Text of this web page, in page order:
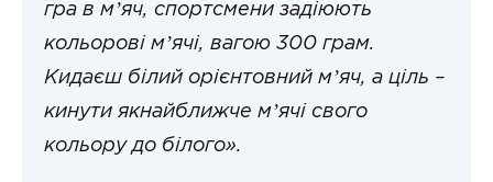
гра в мʼяч, спортсмени задіюють
кольорові мʼячі, вагою 300 грам.
Кидаєш білий орієнтовний мʼяч, а ціль –
кинути якнайближче мʼячі свого
кольору до білого».